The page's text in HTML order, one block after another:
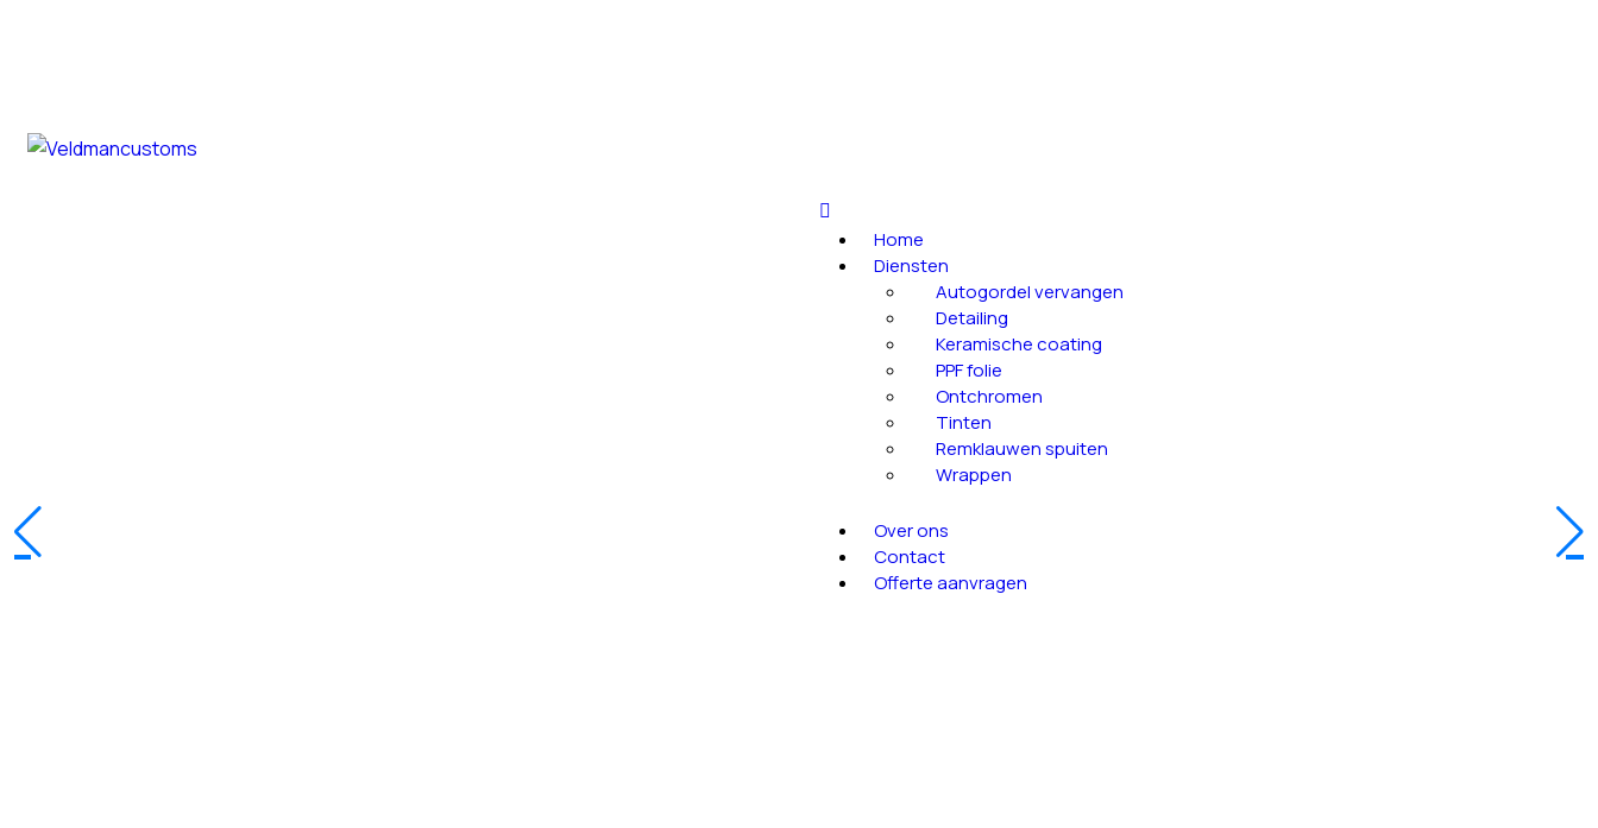
Home
Diensten
Autogordel vervangen
Detailing
Keramische coating
PPF folie
Ontchromen
Tinten
Remklauwen spuiten
Wrappen
Over ons
Contact
Offerte aanvragen